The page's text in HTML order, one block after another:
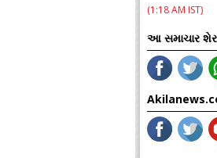
(1:18 AM IST)
આ સમાચાર શેર